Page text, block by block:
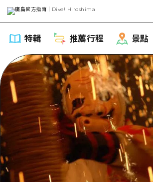
特輯 推薦行程 景點
特輯
列表
推薦
推薦行程
列表
景點